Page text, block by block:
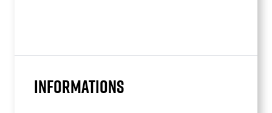
INFORMATIONS